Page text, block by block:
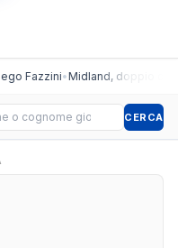
•Midland, doppio colpo
giocatore CERCA